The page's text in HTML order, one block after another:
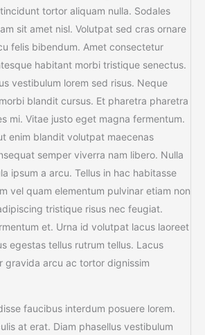
tortor aliquam nulla. Sodales
sit amet nisl. Volutpat sed cras ornare
felis bibendum. Amet consectetur
habitant morbi tristique senectus.
vestibulum lorem sed risus. Neque
blandit cursus. Et pharetra pharetra
mi. Vitae justo eget magna fermentum.
enim blandit volutpat maecenas
semper viverra nam libero. Nulla
ipsum a arcu. Tellus in hac habitasse
vel quam elementum pulvinar etiam non
tristique risus nec feugiat.
et. Urna id volutpat lacus laoreet
egestas tellus rutrum tellus. Lacus
gravida arcu ac tortor dignissim
faucibus interdum posuere lorem.
at erat. Diam phasellus vestibulum